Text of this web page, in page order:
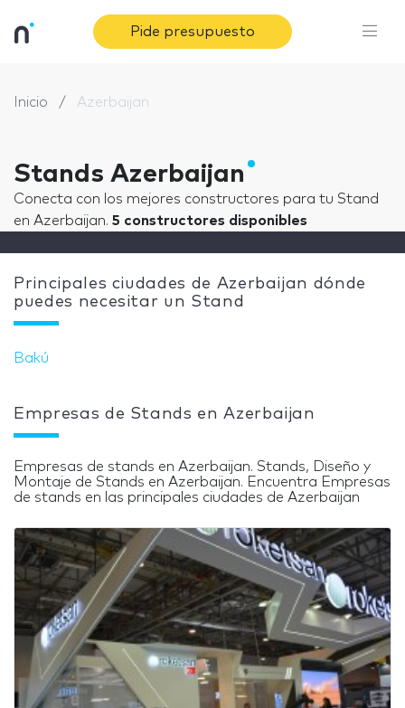
Pide presupuesto
Inicio Azerbaijan
Stands Azerbaijan
Conecta con los mejores constructores para tu Stand
en Azerbaijan. 5 constructores disponibles
Principales ciudades de Azerbaijan dónde
puedes necesitar un Stand
Bakú
Empresas de Stands en Azerbaijan
Empresas de stands en Azerbaijan. Stands, Diseño y
Montaje de Stands en Azerbaijan. Encuentra Empresas
de stands en las principales ciudades de Azerbaijan